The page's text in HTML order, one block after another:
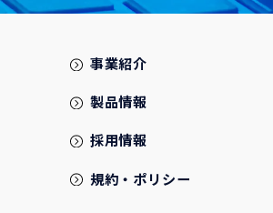
事業紹介
製品情報
採用情報
規約・ポリシー